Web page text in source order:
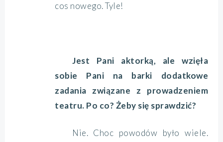
cos nowego. Tyle!
Jest Pani aktorką, ale wzięła
sobie Pani na barki dodatkowe
zadania związane z prowadzeniem
teatru. Po co? Żeby się sprawdzić?
Nie. Choc powodów było wiele.